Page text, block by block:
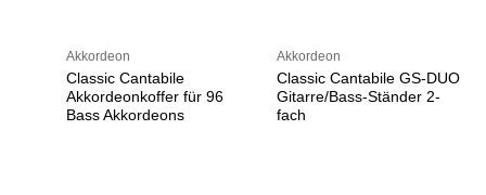
Akkordeon
Classic Cantabile
Akkordeonkoffer für 96
Bass Akkordeons
Akkordeon
Classic Cantabile GS-DUO
Gitarre/Bass-Ständer 2-
fach